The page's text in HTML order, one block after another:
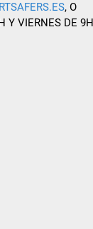
, O
Y VIERNES DE